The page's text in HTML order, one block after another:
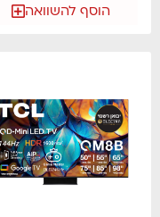
הוסף להשוואה